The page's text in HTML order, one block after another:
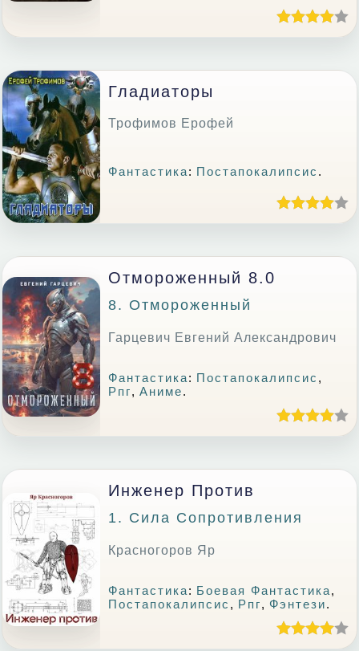
Гладиаторы
Трофимов Ерофей
Фантастика: Постапокалипсис .
Отмороженный 8.0
8. Отмороженный
Гарцевич Евгений Александрович
Фантастика: Постапокалипсис ,
Рпг,Аниме.
Инженер Против
1. Сила Сопротивления
Красногоров Яр
Фантастика: Боевая Фантастика,
Постапокалипсис , Рпг, Фэнтези.